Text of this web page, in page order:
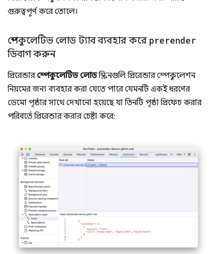
গুরুত্বপূর্ণ করে তোলে।
স্পেকুলেটিভ লোড ট্যাব ব্যবহার করে prerender
ডিবাগ করুন
প্রিরেন্ডার স্পেকুলেটিভ লোডস্ক্রিনগুলি প্রিরেন্ডার স্পেকুলেশন
নিয়মের জন্য ব্যবহার করা যেতে পারে যেমনটি একই ধরণের
ডেমো পৃষ্ঠার সাথে দেখানো হয়েছে যা তিনটি পৃষ্ঠা প্রিফেচ করার
পরিবর্তে প্রিরেন্ডার করার চেষ্টা করে: